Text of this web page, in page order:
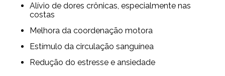
Alívio de dores crônicas, especialmente nas
costas
Melhora da coordenação motora
Estímulo da circulação sanguínea
Redução do estresse e ansiedade